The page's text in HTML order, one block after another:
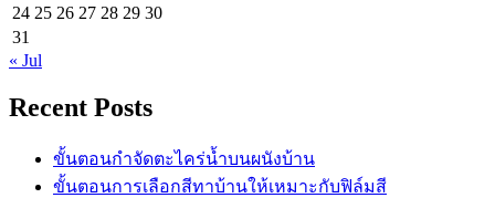
24 25 26 27 28 29 30
31
« Jul
Recent Posts
ขั้นตอนกำจัดตะไคร่น้ำบนผนังบ้าน
ขั้นตอนการเลือกสีทาบ้านให้เหมาะกับฟิล์มสี